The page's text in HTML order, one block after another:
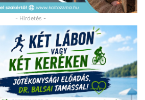
- Hirdetés -